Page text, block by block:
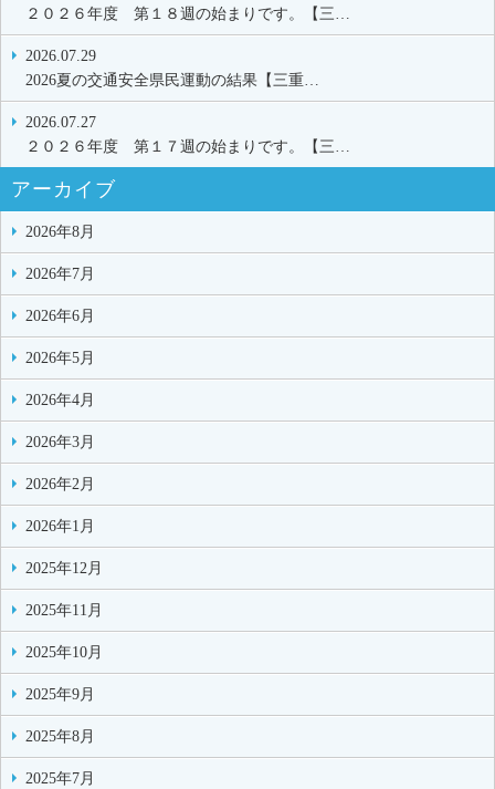
２０２６年度 第１８週の始まりです。【三…
2026.07.29
2026夏の交通安全県民運動の結果【三重…
2026.07.27
２０２６年度 第１７週の始まりです。【三…
アーカイブ
2026年8月
2026年7月
2026年6月
2026年5月
2026年4月
2026年3月
2026年2月
2026年1月
2025年12月
2025年11月
2025年10月
2025年9月
2025年8月
2025年7月